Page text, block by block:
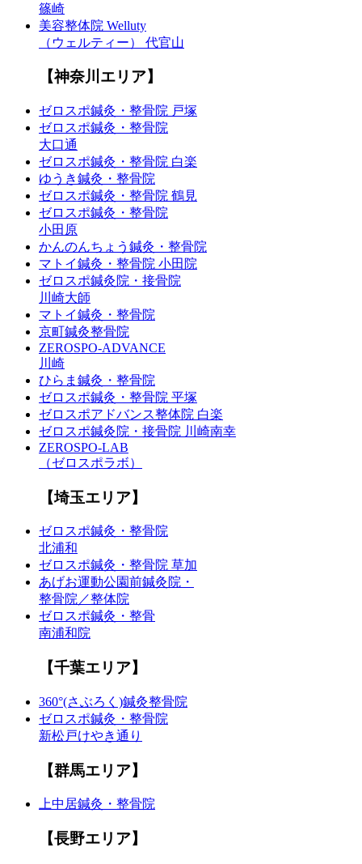
篠崎
美容整体院 Welluty
（ウェルティー） 代官山
【神奈川エリア】
ゼロスポ鍼灸・整骨院 戸塚
ゼロスポ鍼灸・整骨院
大口通
ゼロスポ鍼灸・整骨院 白楽
ゆうき鍼灸・整骨院
ゼロスポ鍼灸・整骨院 鶴見
ゼロスポ鍼灸・整骨院
小田原
かんのんちょう鍼灸・整骨院
マトイ鍼灸・整骨院 小田院
ゼロスポ鍼灸院・接骨院
川崎大師
マトイ鍼灸・整骨院
京町鍼灸整骨院
ZEROSPO-ADVANCE
川崎
ひらま鍼灸・整骨院
ゼロスポ鍼灸・整骨院 平塚
ゼロスポアドバンス整体院 白楽
ゼロスポ鍼灸院・接骨院 川崎南幸
ZEROSPO-LAB
（ゼロスポラボ）
【埼玉エリア】
ゼロスポ鍼灸・整骨院
北浦和
ゼロスポ鍼灸・整骨院 草加
あげお運動公園前鍼灸院・
整骨院／整体院
ゼロスポ鍼灸・整骨
南浦和院
【千葉エリア】
360°(さぶろく)鍼灸整骨院
ゼロスポ鍼灸・整骨院
新松戸けやき通り
【群馬エリア】
上中居鍼灸・整骨院
【長野エリア】